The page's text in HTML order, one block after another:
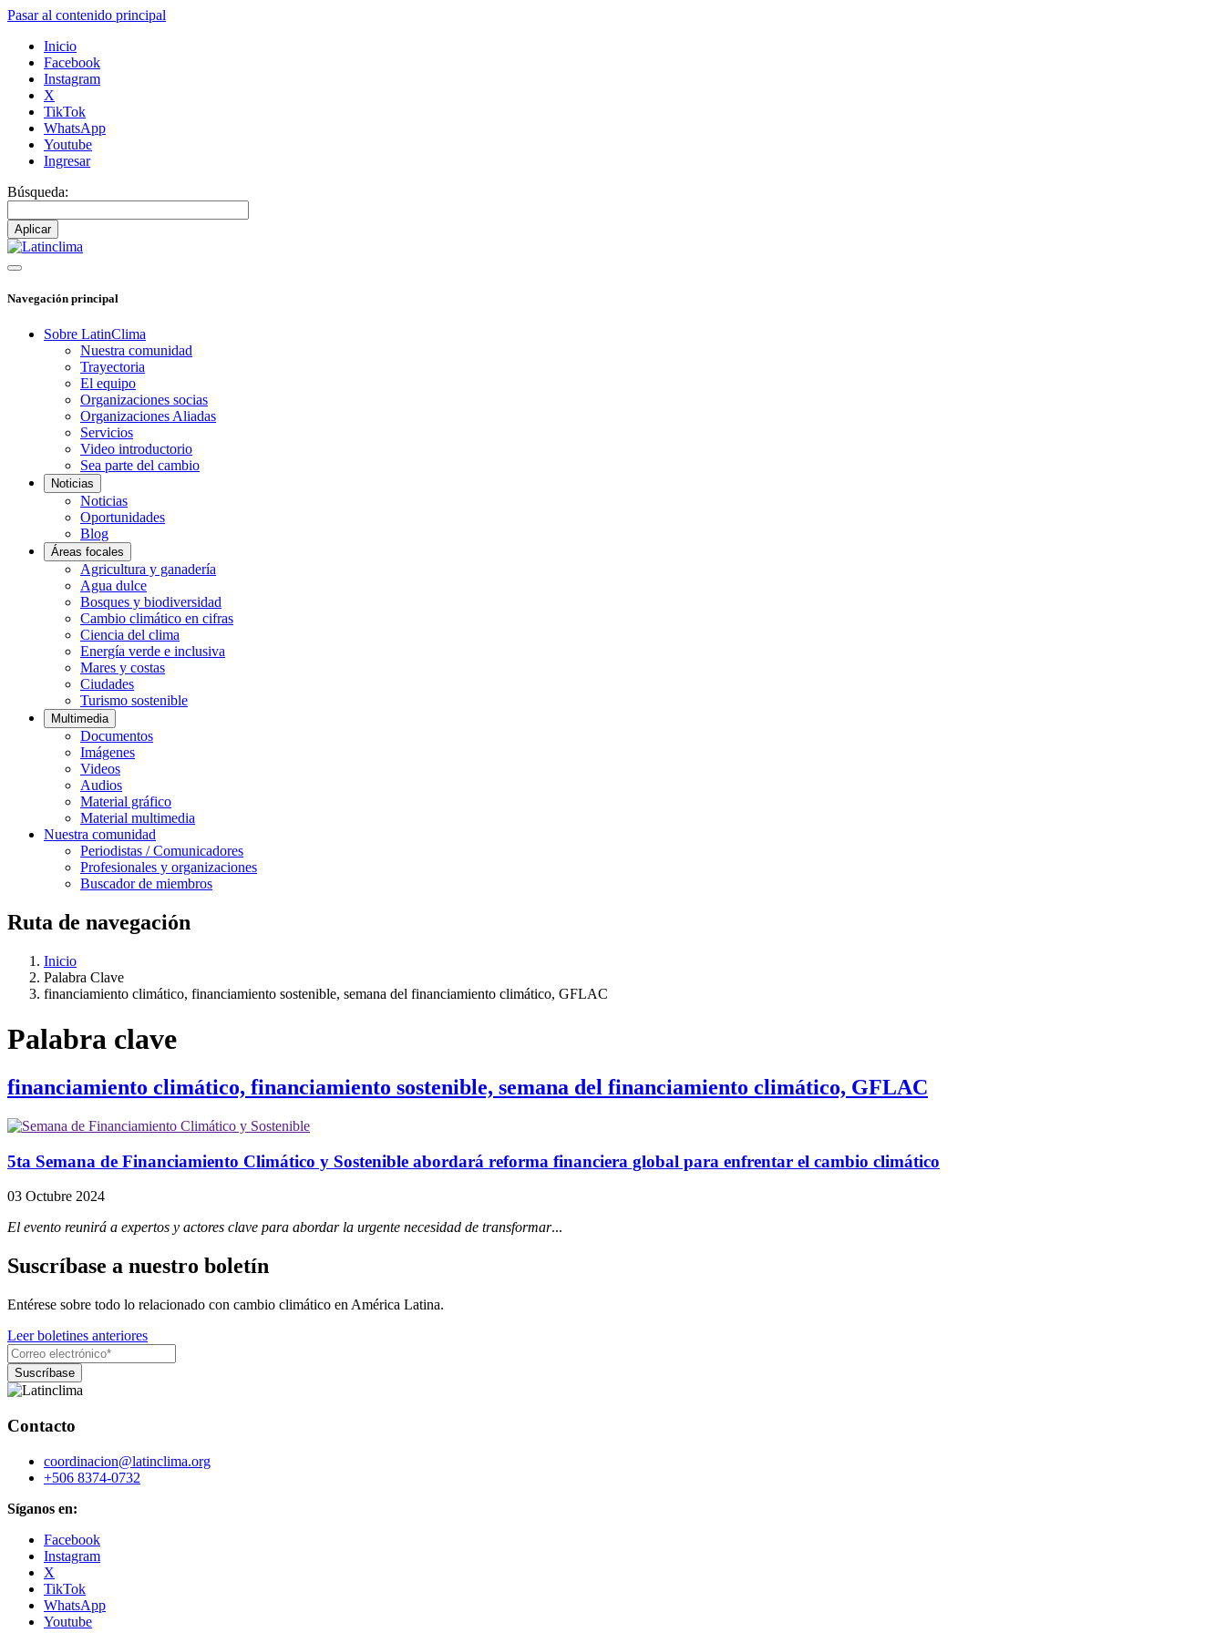
Pasar al contenido principal
Inicio
Facebook
Instagram
X
TikTok
WhatsApp
Youtube
Ingresar
Búsqueda:
Navegación principal
Sobre LatinClima
Nuestra comunidad
Trayectoria
El equipo
Organizaciones socias
Organizaciones Aliadas
Servicios
Video introductorio
Sea parte del cambio
Noticias
Noticias
Oportunidades
Blog
Áreas focales
Agricultura y ganadería
Agua dulce
Bosques y biodiversidad
Cambio climático en cifras
Ciencia del clima
Energía verde e inclusiva
Mares y costas
Ciudades
Turismo sostenible
Multimedia
Documentos
Imágenes
Videos
Audios
Material gráfico
Material multimedia
Nuestra comunidad
Periodistas / Comunicadores
Profesionales y organizaciones
Buscador de miembros
Ruta de navegación
Inicio
Palabra Clave
financiamiento climático, financiamiento sostenible, semana del financiamiento climático, GFLAC
Palabra clave
financiamiento climático, financiamiento sostenible, semana del financiamiento climático, GFLAC
5ta Semana de Financiamiento Climático y Sostenible abordará reforma financiera global para enfrentar el cambio climático
03 Octubre 2024
El evento reunirá a expertos y actores clave para abordar la urgente necesidad de transformar...
Suscríbase a nuestro boletín
Entérese sobre todo lo relacionado con cambio climático en América Latina.
Leer boletines anteriores
Contacto
coordinacion@latinclima.org
+506 8374-0732
Síganos en:
Facebook
Instagram
X
TikTok
WhatsApp
Youtube